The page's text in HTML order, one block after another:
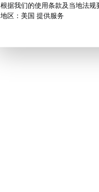
根据我们的使用条款及当地法
地区：美国 提供服务